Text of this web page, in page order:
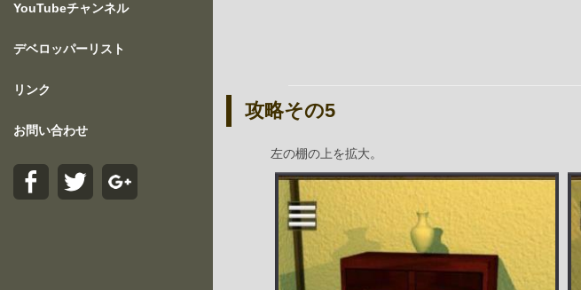
YouTubeチャンネル
デベロッパーリスト
リンク
お問い合わせ
攻略その5
左の棚の上を拡大。